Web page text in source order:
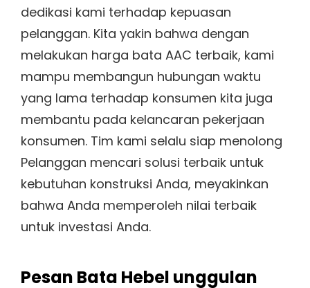
dedikasi kami terhadap kepuasan
pelanggan. Kita yakin bahwa dengan
melakukan harga bata AAC terbaik, kami
mampu membangun hubungan waktu
yang lama terhadap konsumen kita juga
membantu pada kelancaran pekerjaan
konsumen. Tim kami selalu siap menolong
Pelanggan mencari solusi terbaik untuk
kebutuhan konstruksi Anda, meyakinkan
bahwa Anda memperoleh nilai terbaik
untuk investasi Anda.
Pesan Bata Hebel unggulan